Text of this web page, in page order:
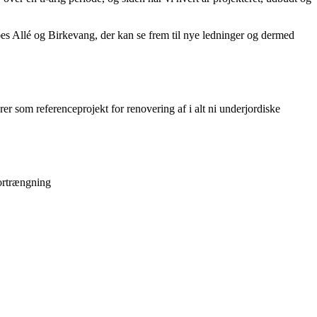
Allé og Birkevang, der kan se frem til nye ledninger og dermed
som referenceprojekt for renovering af i alt ni underjordiske